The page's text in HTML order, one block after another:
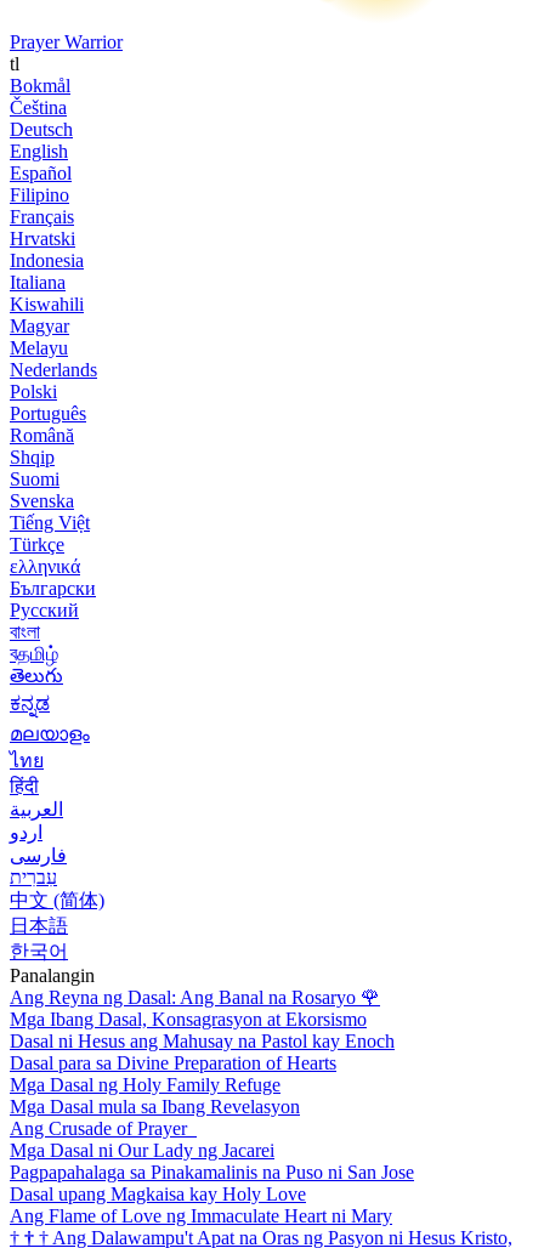
Prayer Warrior
tl
Bokmål
Čeština
Deutsch
English
Español
Filipino
Français
Hrvatski
Indonesia
Italiana
Kiswahili
Magyar
Melayu
Nederlands
Polski
Português
Română
Shqip
Suomi
Svenska
Tiếng Việt
Türkçe
ελληνικά
Български
Русский
বাংলা
বதமிழ்
తెలుగు
ಕನ್ನಡ
മലയാളം
ไทย
हिंदी
العربية
اردو
فارسی
עִברִית
中文 (简体)
日本語
한국어
Panalangin
Ang Reyna ng Dasal: Ang Banal na Rosaryo 🌹
Mga Ibang Dasal, Konsagrasyon at Ekorsismo
Dasal ni Hesus ang Mahusay na Pastol kay Enoch
Dasal para sa Divine Preparation of Hearts
Mga Dasal ng Holy Family Refuge
Mga Dasal mula sa Ibang Revelasyon
Ang Crusade of Prayer
Mga Dasal ni Our Lady ng Jacarei
Pagpapahalaga sa Pinakamalinis na Puso ni San Jose
Dasal upang Magkaisa kay Holy Love
Ang Flame of Love ng Immaculate Heart ni Mary
† † † Ang Dalawampu't Apat na Oras ng Pasyon ni Hesus Kristo,